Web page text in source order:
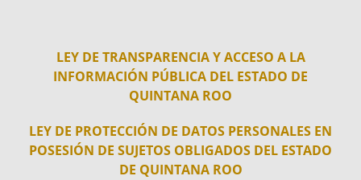
LEY DE TRANSPARENCIA Y ACCESO A LA
INFORMACIÓN PÚBLICA DEL ESTADO DE
QUINTANA ROO
LEY DE PROTECCIÓN DE DATOS PERSONALES EN
POSESIÓN DE SUJETOS OBLIGADOS DEL ESTADO
DE QUINTANA ROO